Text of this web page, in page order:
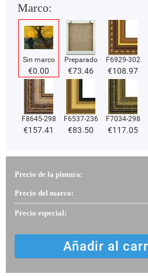
Marco:
Sin marco
€0.00
Preparado
€73.46
F6929-302
€108.97
F8645-298
€157.41
F6537-236
€83.50
F7034-298
€117.05
Precio de la pintura:
Precio del marco:
Precio especial: